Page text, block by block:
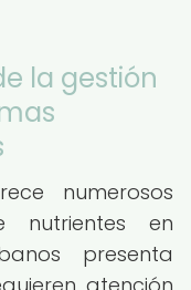
la gestión
numerosos
nutrientes en
presenta